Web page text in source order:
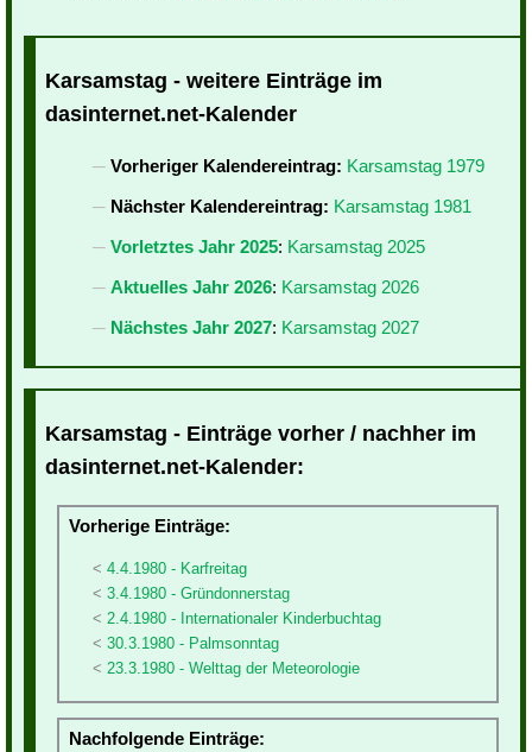
Karsamstag - weitere Einträge im
dasinternet.net-Kalender
Vorheriger Kalendereintrag: Karsamstag 1979
Nächster Kalendereintrag: Karsamstag 1981
Vorletztes Jahr 2025: Karsamstag 2025
Aktuelles Jahr 2026: Karsamstag 2026
Nächstes Jahr 2027: Karsamstag 2027
Karsamstag - Einträge vorher / nachher im
dasinternet.net-Kalender:
Vorherige Einträge:
4.4.1980 - Karfreitag
3.4.1980 - Gründonnerstag
2.4.1980 - Internationaler Kinderbuchtag
30.3.1980 - Palmsonntag
23.3.1980 - Welttag der Meteorologie
Nachfolgende Einträge: